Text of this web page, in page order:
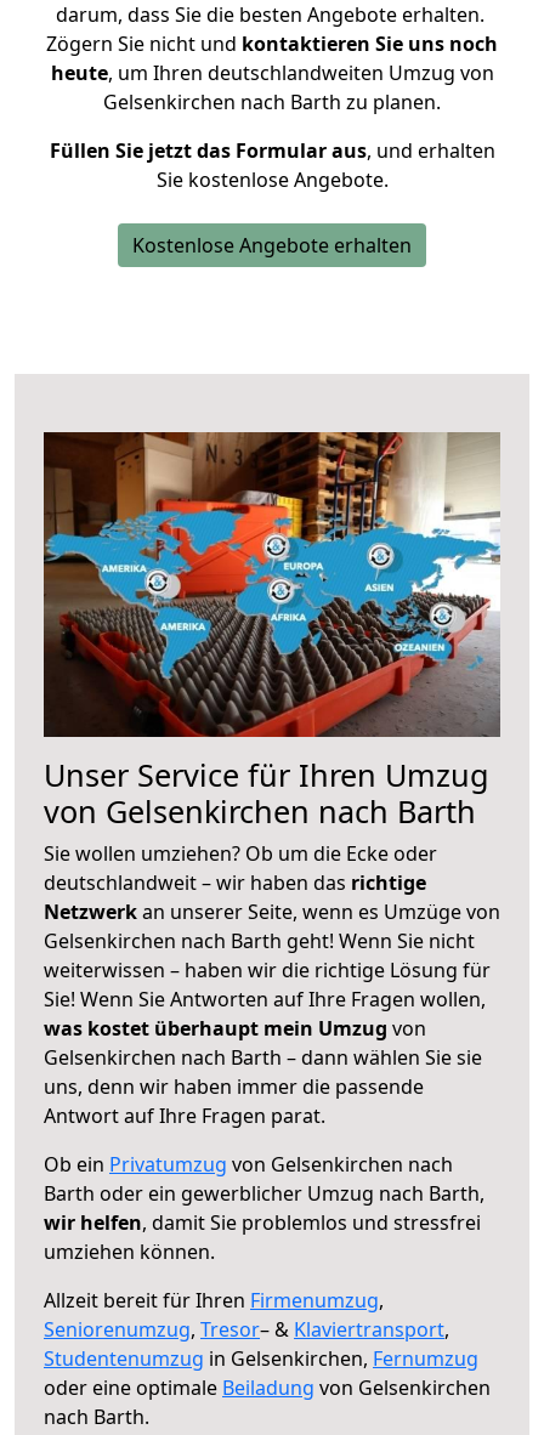
darum, dass Sie die besten Angebote erhalten.
Zögern Sie nicht und kontaktieren Sie uns noch
heute, um Ihren deutschlandweiten Umzug von
Gelsenkirchen nach Barth zu planen.
Füllen Sie jetzt das Formular aus, und erhalten
Sie kostenlose Angebote.
Kostenlose Angebote erhalten
Unser Service für Ihren Umzug
von Gelsenkirchen nach Barth
Sie wollen umziehen? Ob um die Ecke oder
deutschlandweit – wir haben das richtige
Netzwerkan unserer Seite, wenn es Umzüge von
Gelsenkirchen nach Barth geht! Wenn Sie nicht
weiterwissen – haben wir die richtige Lösung für
Sie! Wenn Sie Antworten auf Ihre Fragen wollen,
was kostet überhaupt mein Umzug von
Gelsenkirchen nach Barth – dann wählen Sie sie
uns, denn wir haben immer die passende
Antwort auf Ihre Fragen parat.
Ob ein Privatumzug von Gelsenkirchen nach
Barth oder ein gewerblicher Umzug nach Barth,
wir helfen, damit Sie problemlos und stressfrei
umziehen können.
Allzeit bereit für Ihren Firmenumzug,
Seniorenumzug, Tresor– & Klaviertransport,
Studentenumzug in Gelsenkirchen, Fernumzug
oder eine optimale Beiladung von Gelsenkirchen
nach Barth.